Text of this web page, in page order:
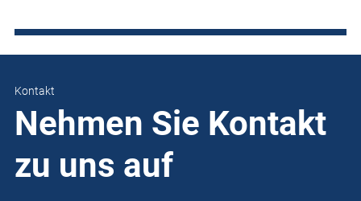
Kontakt
Nehmen Sie Kontakt
zu uns auf